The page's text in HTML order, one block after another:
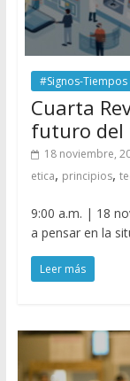
#Signos-Tiempos
Cuarta
futuro del
18 noviembre,
etica, principios,
9:00 a.m. | 18
a pensar en la
Leer más